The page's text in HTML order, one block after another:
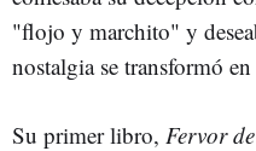
"flojo y marchito" y
nostalgia se transformó
Su primer libro, Fervor